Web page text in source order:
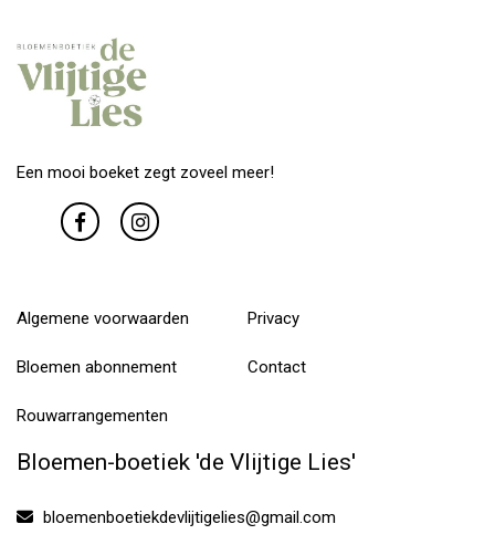
Een mooi boeket zegt zoveel meer!
Algemene voorwaarden Privacy
Bloemen abonnement Contact
Rouwarrangementen
Bloemen-boetiek 'de Vlijtige Lies'
bloemenboetiekdevlijtigelies@gmail.com